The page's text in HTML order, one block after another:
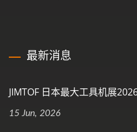
最新消息
JIMTOF 日本最大工具机展
15 Jun, 2026